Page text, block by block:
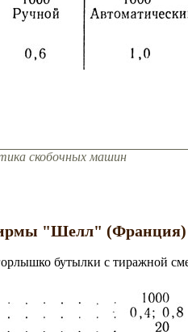
скобочных машин
"Шелл" (Франция)
бутылки с тиражной